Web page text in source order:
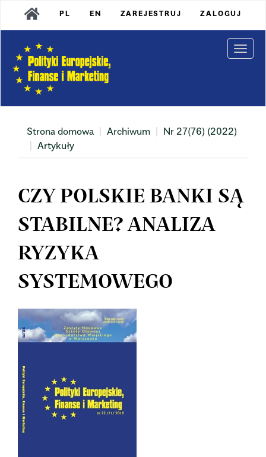
Main
Navigation
Content
Sidebar
PL EN ZAREJESTRUJ ZALOGUJ
Strona domowa Archiwum
Nr 27(76) (2022)
Artykuły
CZY POLSKIE BANKI SĄ
STABILNE? ANALIZA
RYZYKA
SYSTEMOWEGO
Article